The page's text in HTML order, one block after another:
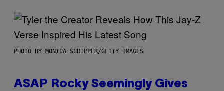
PHOTO BY MONICA SCHIPPER/GETTY IMAGES
ASAP Rocky Seemingly Gives